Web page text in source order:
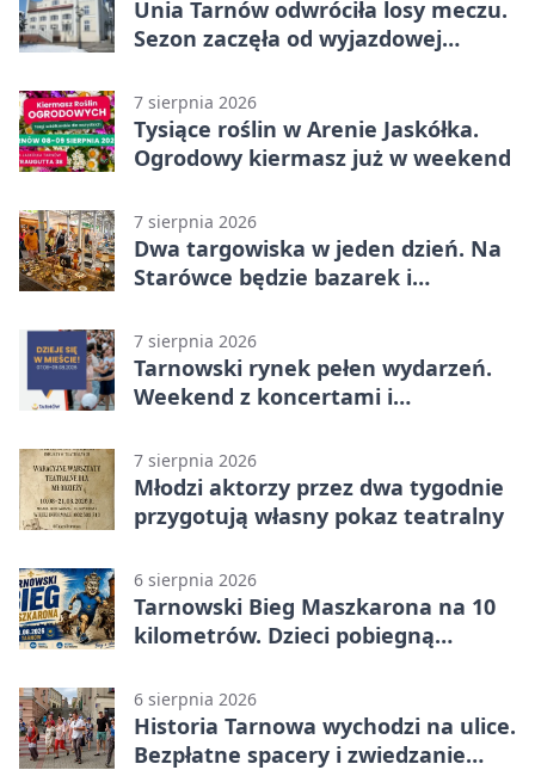
Unia Tarnów odwróciła losy meczu.
Sezon zaczęła od wyjazdowej
7 sierpnia 2026
Tysiące roślin w Arenie Jaskółka.
Ogrodowy kiermasz już w weekend
7 sierpnia 2026
Dwa targowiska w jeden dzień. Na
Starówce będzie bazarek i
7 sierpnia 2026
Tarnowski rynek pełen wydarzeń.
Weekend z koncertami i
7 sierpnia 2026
Młodzi aktorzy przez dwa tygodnie
przygotują własny pokaz teatralny
6 sierpnia 2026
Tarnowski Bieg Maszkarona na 10
kilometrów. Dzieci pobiegną
6 sierpnia 2026
Historia Tarnowa wychodzi na ulice.
Bezpłatne spacery i zwiedzanie